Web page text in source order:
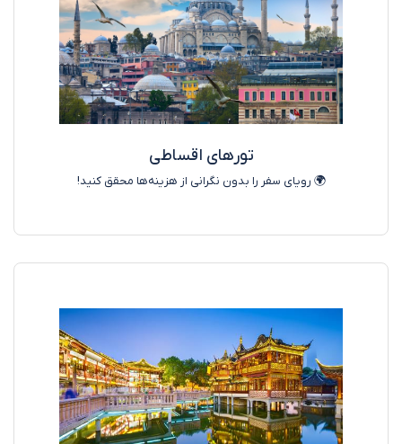
تورهای اقساطی
🌍 رویای سفر را بدون نگرانی از هزینه‌ها محقق کنید!